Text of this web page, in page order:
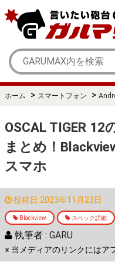
ホーム > スマートフォン >
OSCAL TIGER
まとめ！
スマホ
投稿日:2023年11月23日
Blackview スペック詳細
執筆者 : GARU
※ 当メディアのリンクにはア